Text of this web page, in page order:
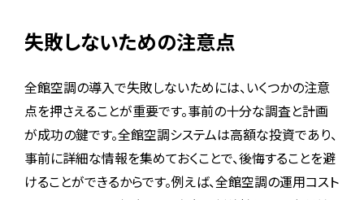
失敗しないための注意点
全館空調の導入で失敗しないためには、いくつかの注意
点を押さえることが重要です。事前の十分な調査と計画
が成功の鍵です。全館空調システムは高額な投資であり、
事前に詳細な情報を集めておくことで、後悔することを避
けることができるからです。例えば、全館空調の運用コスト